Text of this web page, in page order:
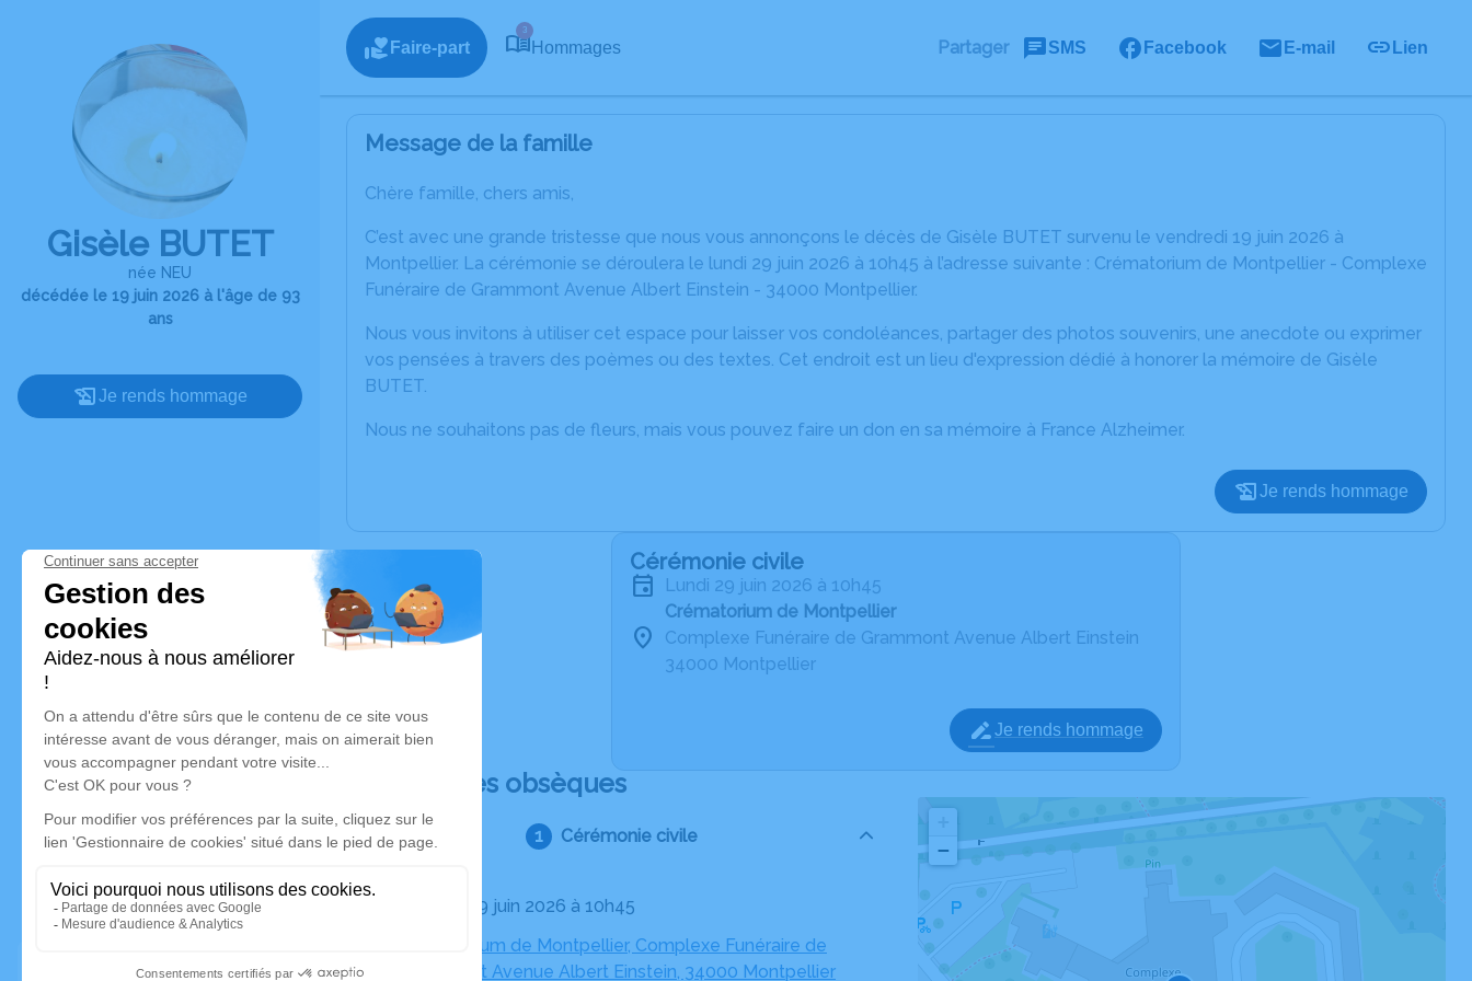
Gisèle BUTET
née NEU
décédée le 19 juin 2026 à l'âge de 93
ans
Je rends hommage
Faire-part
3
Hommages Partager SMS Facebook E-mail Lien
Message de la famille
Chère famille, chers amis,
C’est avec une grande tristesse que nous vous annonçons le décès de Gisèle BUTET survenu le vendredi 19 juin 2026 à
Montpellier. La cérémonie se déroulera le lundi 29 juin 2026 à 10h45 à l’adresse suivante : Crématorium de Montpellier - Complexe
Funéraire de Grammont Avenue Albert Einstein - 34000 Montpellier.
Nous vous invitons à utiliser cet espace pour laisser vos condoléances, partager des photos souvenirs, une anecdote ou exprimer
vos pensées à travers des poèmes ou des textes. Cet endroit est un lieu d'expression dédié à honorer la mémoire de Gisèle
BUTET.
Nous ne souhaitons pas de fleurs, mais vous pouvez faire un don en sa mémoire à France Alzheimer.
Je rends hommage
Cérémonie civile
lundi 29 juin 2026 à 10h45
Crématorium de Montpellier
Complexe Funéraire de Grammont Avenue Albert Einstein
34000 Montpellier
Je rends hommage
Déroulé des obsèques
Cérémonie civile
Le lundi 29 juin 2026 à 10h45
Crématorium de Montpellier, Complexe Funéraire de
Grammont Avenue Albert Einstein, 34000 Montpellier
−